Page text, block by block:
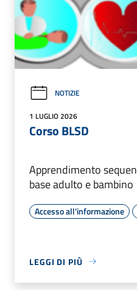
NOTIZIE
1 LUGLIO 2026
Corso BLSD
Apprendimento
base adulto e bambino
Accesso all'informazione
LEGGI DI PIÙ